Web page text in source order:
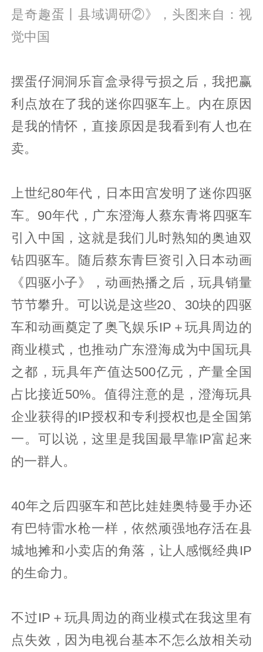
是奇趣蛋丨县域调研②》，头图来自：视
觉中国
摆蛋仔洞洞乐盲盒录得亏损之后，我把赢
利点放在了我的迷你四驱车上。内在原因
是我的情怀，直接原因是我看到有人也在
卖。
上世纪80年代，日本田宫发明了迷你四驱
车。90年代，广东澄海人蔡东青将四驱车
引入中国，这就是我们儿时熟知的奥迪双
钻四驱车。随后蔡东青巨资引入日本动画
《四驱小子》，动画热播之后，玩具销量
节节攀升。可以说是这些20、30块的四驱
车和动画奠定了奥飞娱乐IP＋玩具周边的
商业模式，也推动广东澄海成为中国玩具
之都，玩具年产值达500亿元，产量全国
占比接近50%。值得注意的是，澄海玩具
企业获得的IP授权和专利授权也是全国第
一。可以说，这里是我国最早靠IP富起来
的一群人。
40年之后四驱车和芭比娃娃奥特曼手办还
有巴特雷水枪一样，依然顽强地存活在县
城地摊和小卖店的角落，让人感慨经典IP
的生命力。
不过IP＋玩具周边的商业模式在我这里有
点失效，因为电视台基本不怎么放相关动